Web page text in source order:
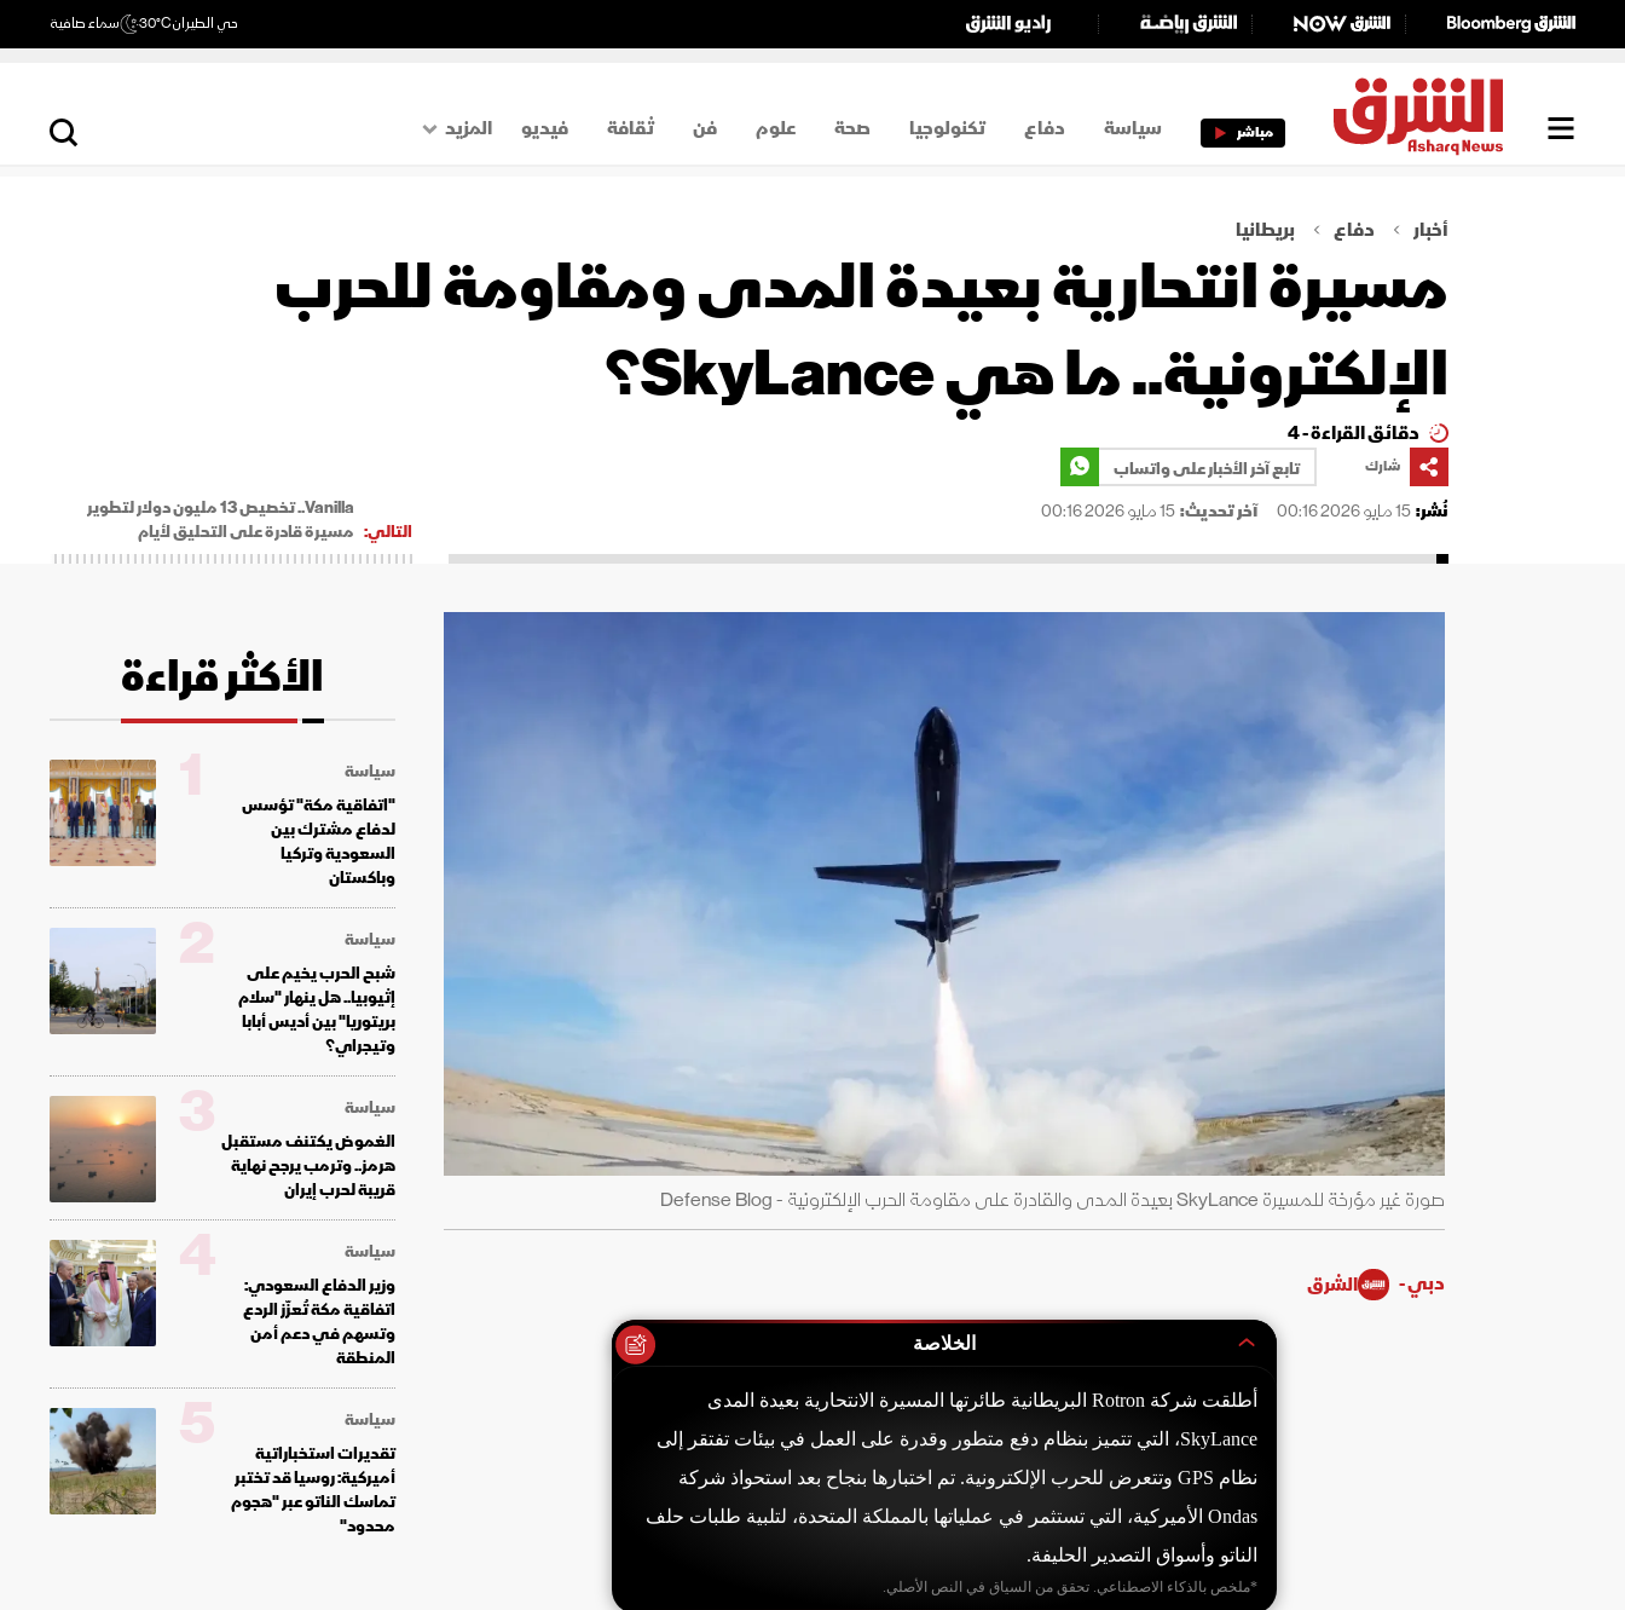
حي الطيران30°C سماء صافية
مباشر سياسة دفاع تكنولوجيا صحة علوم فن ثقافة فيديو
المزيد
اقتصاد
أخبار دفاع بريطانيا
مسيرة انتحارية بعيدة المدى ومقاومة للحرب
الإلكترونية.. ما هي SkyLance؟
دقائق القراءة - 4
شارك
تابع آخر الأخبار على واتساب
نُشر:15 مايو 2026 00:16 آخر تحديث:15 مايو 2026 00:16
التالي:
Vanilla.. تخصيص 13 مليون دولار لتطوير
مسيرة قادرة على التحليق لأيام
صورة غير مؤرخة للمسيرة SkyLance بعيدة المدى والقادرة على مقاومة الحرب الإلكترونية - Defense Blog
دبي - الشرق
الخلاصة
أطلقت شركة Rotron البريطانية طائرتها المسيرة الانتحارية بعيدة المدى
SkyLance، التي تتميز بنظام دفع متطور وقدرة على العمل في بيئات تفتقر إلى
نظام GPS وتتعرض للحرب الإلكترونية. تم اختبارها بنجاح بعد استحواذ شركة
Ondas الأميركية، التي تستثمر في عملياتها بالمملكة المتحدة، لتلبية طلبات حلف
الناتو وأسواق التصدير الحليفة.
*ملخص بالذكاء الاصطناعي. تحقق من السياق في النص الأصلي.
الأكثر قراءة
سياسة
"اتفاقية مكة" تؤسس
لدفاع مشترك بين
السعودية وتركيا
وباكستان
1
سياسة
شبح الحرب يخيم على
إثيوبيا.. هل ينهار "سلام
بريتوريا" بين أديس أبابا
وتيجراي؟
2
سياسة
الغموض يكتنف مستقبل
هرمز.. وترمب يرجح نهاية
قريبة لحرب إيران
3
سياسة
وزير الدفاع السعودي:
اتفاقية مكة تُعزّز الردع
وتسهم في دعم أمن
المنطقة
4
سياسة
تقديرات استخباراتية
أميركية: روسيا قد تختبر
تماسك الناتو عبر "هجوم
محدود"
5